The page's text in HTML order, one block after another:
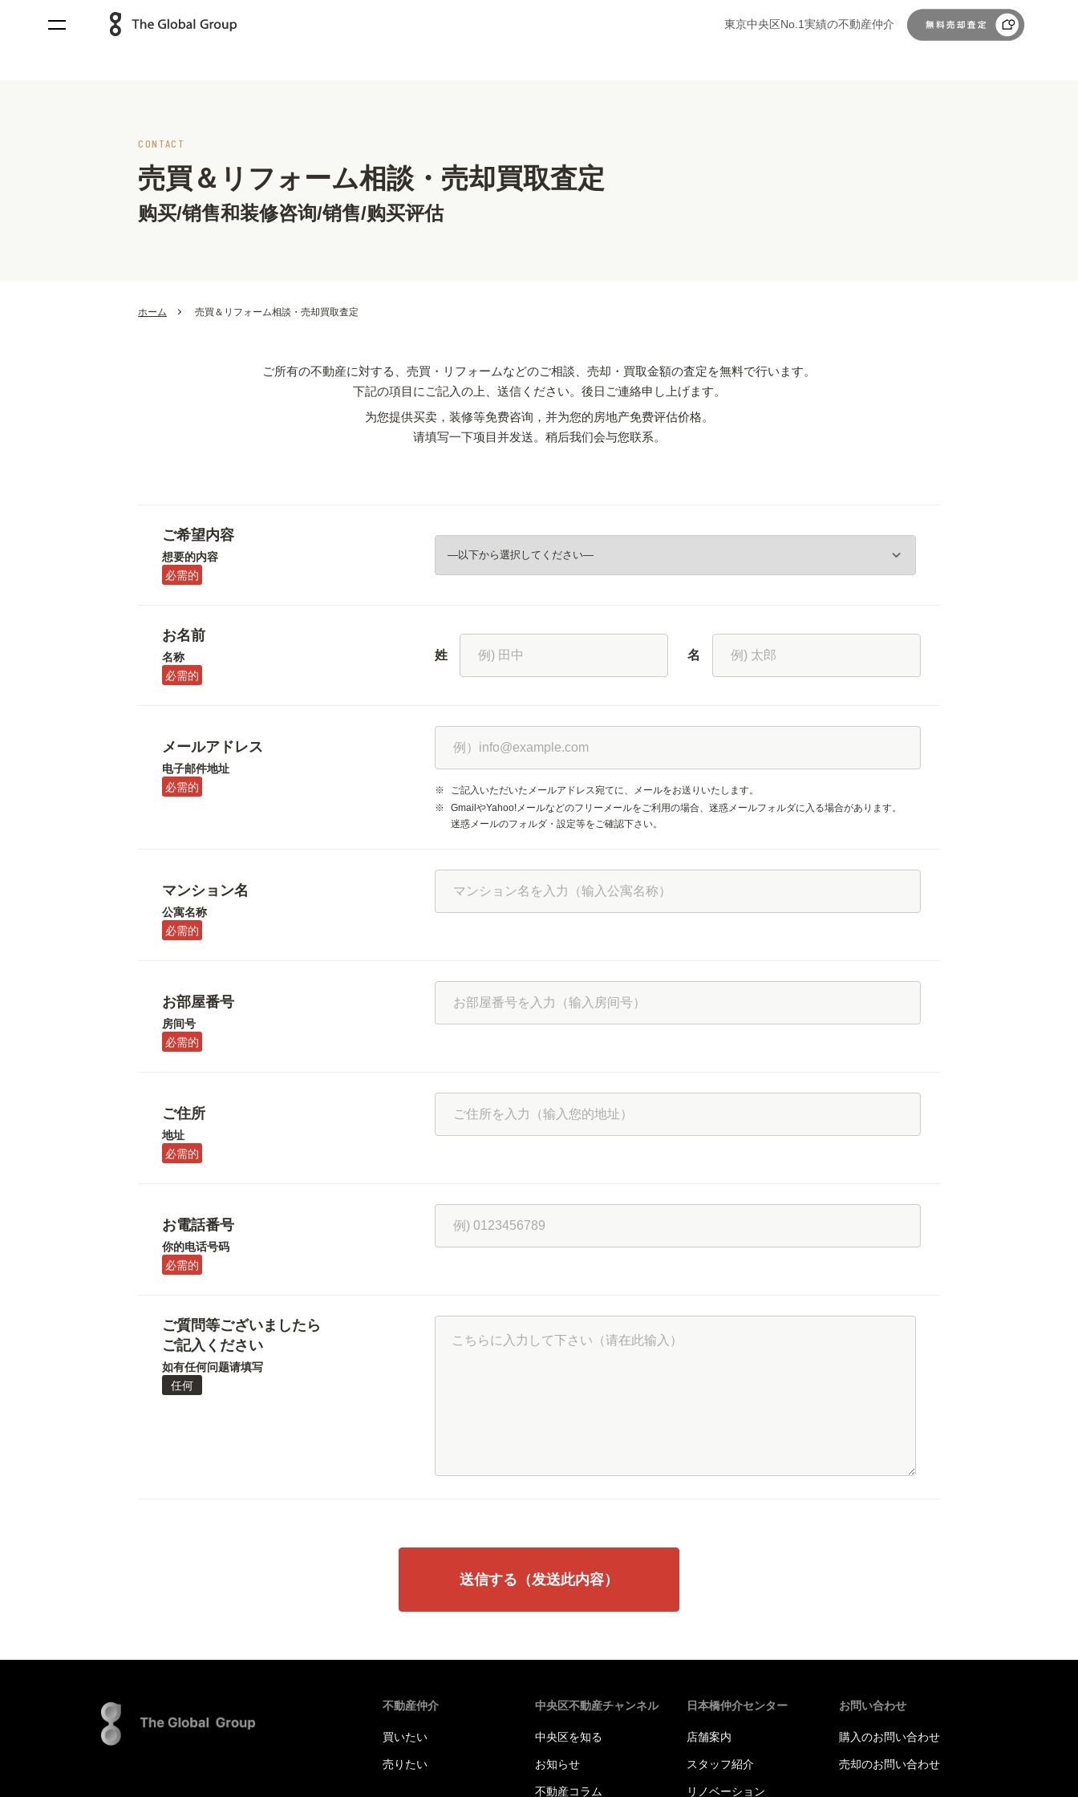
東京中央区No.1実績の不動産仲介
CONTACT
売買＆リフォーム相談・売却買取査定
购买/销售和装修咨询/销售/购买评估
ホーム 売買＆リフォーム相談・売却買取査定
ご所有の不動産に対する、売買・リフォームなどのご相談、売却・買取金額の査定を無料で行います。
下記の項目にご記入の上、送信ください。後日ご連絡申し上げます。
为您提供买卖，装修等免费咨询，并为您的房地产免费评估价格。
请填写一下项目并发送。稍后我们会与您联系。
ご希望内容
想要的内容
必需的
お名前
名称
必需的
姓 名
メールアドレス
电子邮件地址
必需的
※
ご記入いただいたメールアドレス宛てに、メールをお送りいたします。
※
GmailやYahoo!メールなどのフリーメールをご利用の場合、迷惑メールフォルダに入る場合があります。
迷惑メールのフォルダ・設定等をご確認下さい。
マンション名
公寓名称
必需的
お部屋番号
房间号
必需的
ご住所
地址
必需的
お電話番号
你的电话号码
必需的
ご質問等ございましたら
ご記入ください
如有任何问题请填写
任何
不動産仲介
買いたい
売りたい
中央区不動産チャンネル
中央区を知る
お知らせ
不動産コラム
日本橋仲介センター
店舗案内
スタッフ紹介
リノベーション
お問い合わせ
購入のお問い合わせ
売却のお問い合わせ